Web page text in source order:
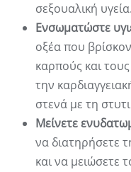
σεξουαλική υγεία.
Ενσωματώστε
οξέα που
καρπούς και
την
στενά με τη
Μείνετε
να διατηρήσετε
και να μειώσετε